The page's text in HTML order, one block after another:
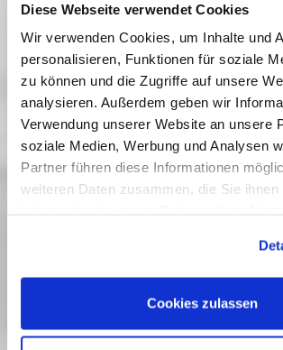
Diese Webseite verwendet Cookies
Wir verwenden Cookies, um Inhalte und
personalisieren, Funktionen für soziale
zu können und die Zugriffe auf unsere
analysieren. Außerdem geben wir
Verwendung unserer Website an unsere
soziale Medien, Werbung und Analysen
Partner führen diese Informationen
weiteren Daten zusammen, die Sie ihnen
Cookies, wenn Sie unsere Webseite
Cookies zulassen
Checker Tobi 3 - Die heimliche
Erde
Die Schneekönigin
Bibi Blocksberg - Das große
Der geheime Garten
Rico, Oskar und die
Das singende, klingende
Kurzfilme für Kleine -
Zusammen staunen -